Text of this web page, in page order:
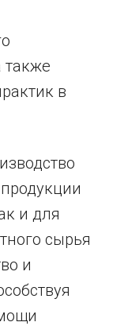
также
в
и для
сырья
и